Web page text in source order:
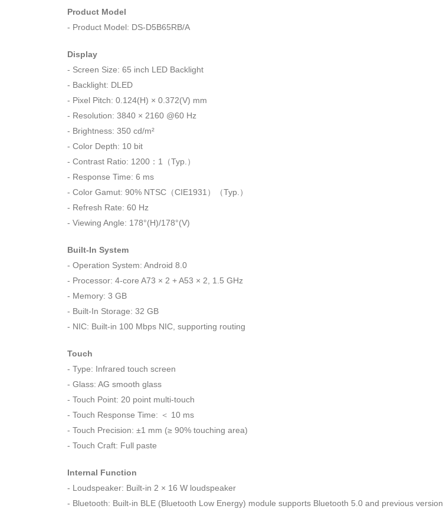
Product Model
- Product Model: DS-D5B65RB/A
Display
- Screen Size: 65 inch LED Backlight
- Backlight: DLED
- Pixel Pitch: 0.124(H) × 0.372(V) mm
- Resolution: 3840 × 2160 @60 Hz
- Brightness: 350 cd/m²
- Color Depth: 10 bit
- Contrast Ratio: 1200：1（Typ.）
- Response Time: 6 ms
- Color Gamut: 90% NTSC（CIE1931）（Typ.）
- Refresh Rate: 60 Hz
- Viewing Angle: 178°(H)/178°(V)
Built-In System
- Operation System: Android 8.0
- Processor: 4-core A73 × 2 + A53 × 2, 1.5 GHz
- Memory: 3 GB
- Built-In Storage: 32 GB
- NIC: Built-in 100 Mbps NIC, supporting routing
Touch
- Type: Infrared touch screen
- Glass: AG smooth glass
- Touch Point: 20 point multi-touch
- Touch Response Time: ＜ 10 ms
- Touch Precision: ±1 mm (≥ 90% touching area)
- Touch Craft: Full paste
Internal Function
- Loudspeaker: Built-in 2 × 16 W loudspeaker
- Bluetooth: Built-in BLE (Bluetooth Low Energy) module supports Bluetooth 5.0 and previous version.